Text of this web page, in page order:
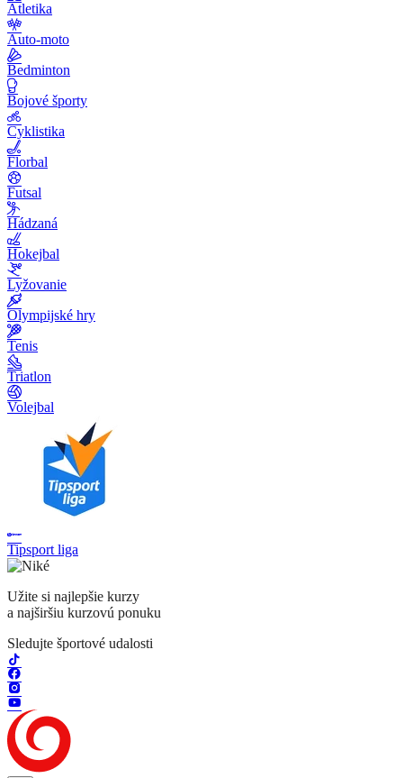
Atletika
Auto-moto
Bedminton
Bojové športy
Cyklistika
Florbal
Futsal
Hádzaná
Hokejbal
Lyžovanie
Olympijské hry
Tenis
Triatlon
Volejbal
Tipsport liga
Užite si najlepšie kurzy
a najširšiu kurzovú ponuku
Sledujte športové udalosti